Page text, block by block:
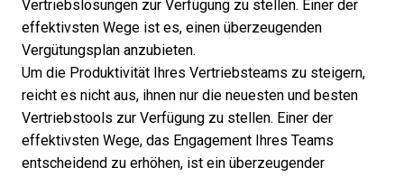
Vertriebslösungen zur Verfügung zu stellen. Einer der
effektivsten Wege ist es, einen überzeugenden
Vergütungsplan anzubieten.
Um die Produktivität Ihres Vertriebsteams zu steigern,
reicht es nicht aus, ihnen nur die neuesten und besten
Vertriebstools zur Verfügung zu stellen. Einer der
effektivsten Wege, das Engagement Ihres Teams
entscheidend zu erhöhen, ist ein überzeugender